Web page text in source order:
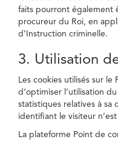
faits pourront également
procureur du Roi, en
d’Instruction criminelle.
3. Utilisation
Les cookies utilisés sur
d’optimiser l’utilisation
statistiques relatives à sa
identifiant le visiteur
La plateforme Point de